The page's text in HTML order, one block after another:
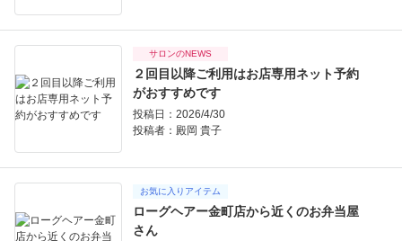
サロンのNEWS
２回目以降ご利用はお店専用ネット予約
がおすすめです
投稿日：2026/4/30
投稿者： 殿岡 貴子
お気に入りアイテム
ローグヘアー金町店から近くのお弁当屋
さん